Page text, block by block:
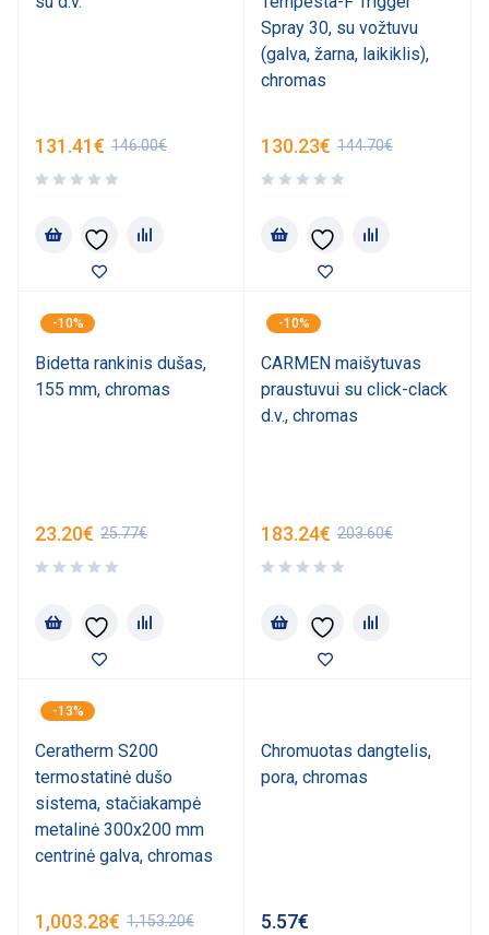
146.00€
131.41€
Spray 30, su vožtuvu
(galva, žarna, laikiklis),
chromas
144.70€
130.23€
-10%
Bidetta rankinis dušas,
155 mm, chromas
25.77€
23.20€
-10%
CARMEN maišytuvas
praustuvui su click-clack
d.v., chromas
203.60€
183.24€
-13%
Ceratherm S200
termostatinė dušo
sistema, stačiakampė
metalinė 300x200 mm
centrinė galva, chromas
1,153.20€
1,003.28€
Chromuotas dangtelis,
pora, chromas
5.57€